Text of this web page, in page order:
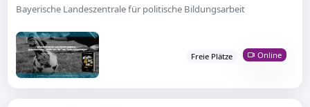
Bayerische Landeszentrale für politische Bildungsarbeit
Freie Plätze Online